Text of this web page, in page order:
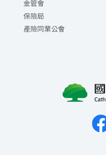
金管會
保險局
產險同業公會